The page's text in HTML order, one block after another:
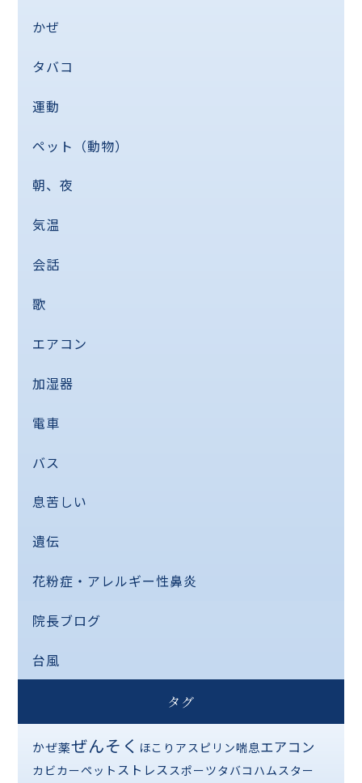
かぜ
タバコ
運動
ペット（動物）
朝、夜
気温
会話
歌
エアコン
加湿器
電車
バス
息苦しい
遺伝
花粉症・アレルギー性鼻炎
院長ブログ
台風
タグ
かぜ薬ぜんそく ほこり アスピリン喘息エアコン
カビカーペット ストレス スポーツタバコ ハムスター